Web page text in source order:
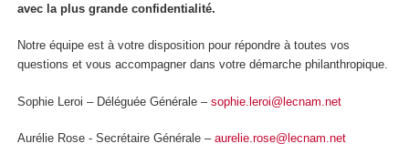
avec la plus grande confidentialité.
Notre équipe est à votre disposition pour répondre à toutes vos
questions et vous accompagner dans votre démarche philanthropique.
Sophie Leroi – Déléguée Générale – sophie.leroi@lecnam.net
Aurélie Rose - Secrétaire Générale – aurelie.rose@lecnam.net